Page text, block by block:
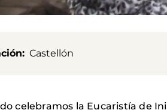
Castellón
celebramos la Eucaristía de